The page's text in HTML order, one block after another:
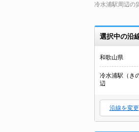
冷水浦駅周辺の
選択中の沿
和歌山県
冷水浦駅（き
辺
沿線を変更